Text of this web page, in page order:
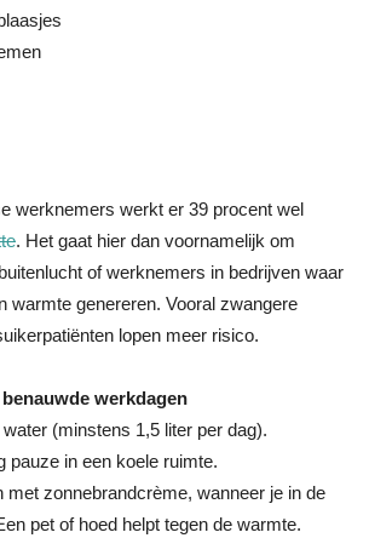
werknemers werkt er 39 procent wel
. Het gaat hier dan voornamelijk om
of werknemers in bedrijven waar
warmte genereren. Vooral zwangere
lopen meer risico.
werkdagen
(minstens 1,5 liter per dag).
pauze in een koele ruimte.
met zonnebrandcrème, wanneer je in de
pet of hoed helpt tegen de warmte.